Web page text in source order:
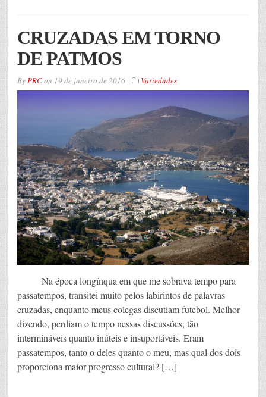
CRUZADAS EM TORNO
DE PATMOS
ByPRCon 19 de janeiro de 2016 Variedades
Na época longínqua em que me sobrava tempo para
passatempos, transitei muito pelos labirintos de palavras
cruzadas, enquanto meus colegas discutiam futebol. Melhor
dizendo, perdiam o tempo nessas discussões, tão
intermináveis quanto inúteis e insuportáveis. Eram
passatempos, tanto o deles quanto o meu, mas qual dos dois
proporciona maior progresso cultural? […]